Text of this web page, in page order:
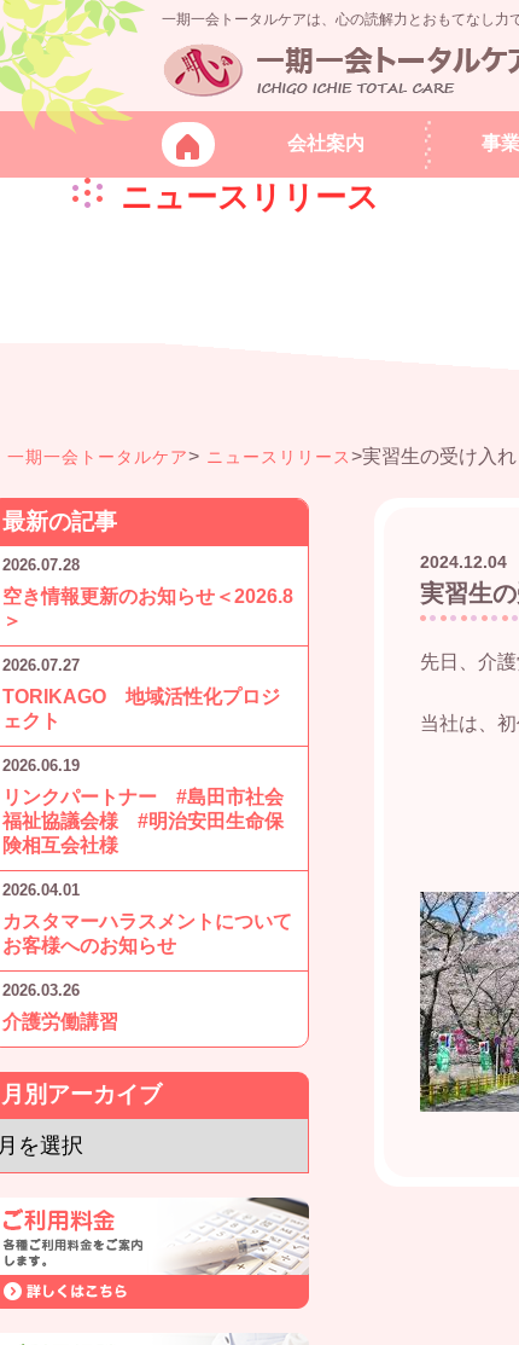
一期一会トータルケアは、心の読解力とおもてなし
会社案内 事
ニュースリリース
一期一会トータルケア> ニュースリリース>実習生の受け入れ
2024.12.04
実習生
先日、介
当社は、
最新の記事
2026.07.28
空き情報更新のお知らせ＜2026.8
＞
2026.07.27
TORIKAGO 地域活性化プロジ
ェクト
2026.06.19
リンクパートナー #島田市社会
福祉協議会様 #明治安田生命保
険相互会社様
2026.04.01
カスタマーハラスメントについて
お客様へのお知らせ
2026.03.26
介護労働講習
月別アーカイブ